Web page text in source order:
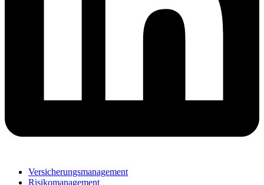
Versicherungsmanagement
Risikomanagement